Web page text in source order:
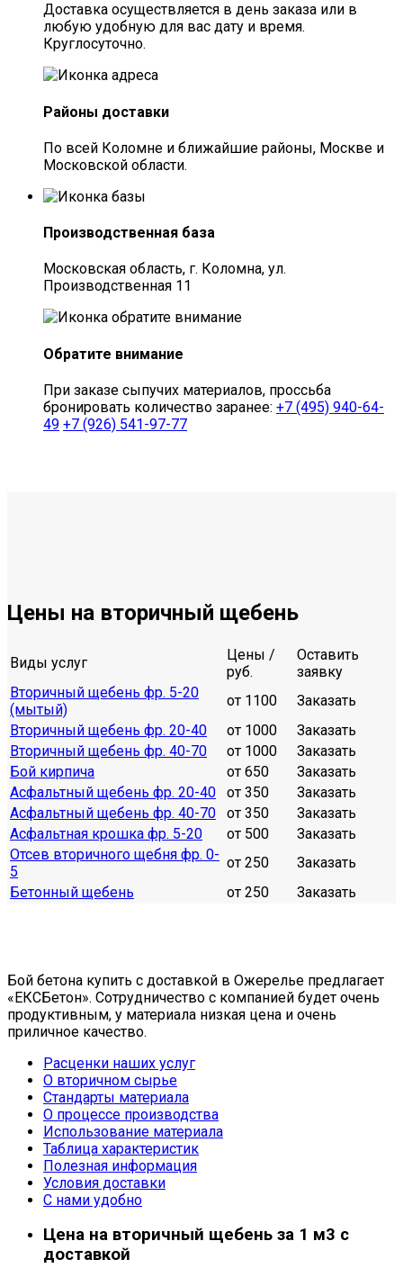
Доставка осуществляется в день заказа или в
любую удобную для вас дату и время.
Круглосуточно.
Районы доставки
По всей Коломне и ближайшие районы, Москве и
Московской области.
Производственная база
Московская область, г. Коломна, ул.
Производственная 11
Обратите внимание
При заказе сыпучих материалов, проссьба
бронировать количество заранее: +7 (495) 940-64-
49 +7 (926) 541-97-77
Цены на вторичный щебень
Виды услуг
Цены /
руб.
Оставить
заявку
Вторичный щебень фр. 5-20
(мытый)
от 1100
Заказать
Вторичный щебень фр. 20-40
от 1000
Заказать
Вторичный щебень фр. 40-70
от 1000
Заказать
Бой кирпича
от 650
Заказать
Асфальтный щебень фр. 20-40
от 350
Заказать
Асфальтный щебень фр. 40-70
от 350
Заказать
Асфальтная крошка фр. 5-20
от 500
Заказать
Отсев вторичного щебня фр. 0-
5
от 250
Заказать
Бетонный щебень
от 250 Заказать
Бой бетона купить с доставкой в Ожерелье предлагает
«ЕКСБетон». Сотрудничество с компанией будет очень
продуктивным, у материала низкая цена и очень
приличное качество.
Расценки наших услуг
О вторичном сырье
Стандарты материала
О процессе производства
Использование материала
Таблица характеристик
Полезная информация
Условия доставки
С нами удобно
Цена на вторичный щебень за 1 м3 с
доставкой